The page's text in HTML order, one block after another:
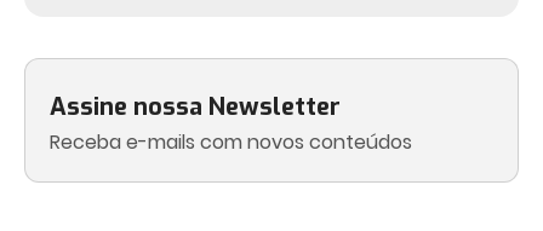
Assine nossa Newsletter
Receba e-mails com novos conteúdos